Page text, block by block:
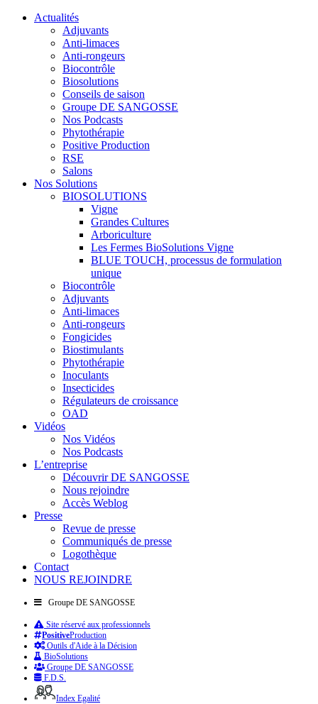
Actualités
Adjuvants
Anti-limaces
Anti-rongeurs
Biocontrôle
Biosolutions
Conseils de saison
Groupe DE SANGOSSE
Nos Podcasts
Phytothérapie
Positive Production
RSE
Salons
Nos Solutions
BIOSOLUTIONS
Vigne
Grandes Cultures
Arboriculture
Les Fermes BioSolutions Vigne
BLUE TOUCH, processus de formulation
unique
Biocontrôle
Adjuvants
Anti-limaces
Anti-rongeurs
Fongicides
Biostimulants
Phytothérapie
Inoculants
Insecticides
Régulateurs de croissance
OAD
Vidéos
Nos Vidéos
Nos Podcasts
L’entreprise
Découvrir DE SANGOSSE
Nous rejoindre
Accès Weblog
Presse
Revue de presse
Communiqués de presse
Logothèque
Contact
NOUS REJOINDRE
Groupe DE SANGOSSE
Site réservé aux professionnels
PositiveProduction
Outils d'Aide à la Décision
BioSolutions
Groupe DE SANGOSSE
F.D.S.
Index Egalité